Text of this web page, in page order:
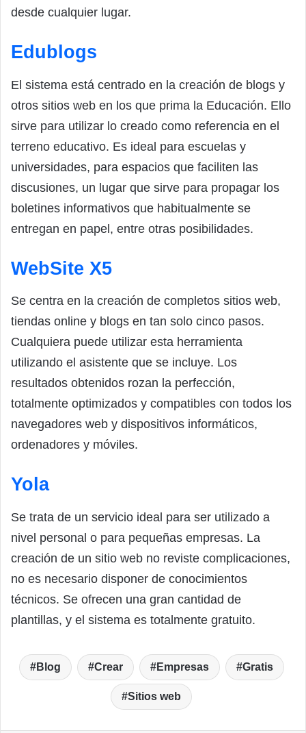
desde cualquier lugar.
Edublogs
El sistema está centrado en la creación de blogs y
otros sitios web en los que prima la Educación. Ello
sirve para utilizar lo creado como referencia en el
terreno educativo. Es ideal para escuelas y
universidades, para espacios que faciliten las
discusiones, un lugar que sirve para propagar los
boletines informativos que habitualmente se
entregan en papel, entre otras posibilidades.
WebSite X5
Se centra en la creación de completos sitios web,
tiendas online y blogs en tan solo cinco pasos.
Cualquiera puede utilizar esta herramienta
utilizando el asistente que se incluye. Los
resultados obtenidos rozan la perfección,
totalmente optimizados y compatibles con todos los
navegadores web y dispositivos informáticos,
ordenadores y móviles.
Yola
Se trata de un servicio ideal para ser utilizado a
nivel personal o para pequeñas empresas. La
creación de un sitio web no reviste complicaciones,
no es necesario disponer de conocimientos
técnicos. Se ofrecen una gran cantidad de
plantillas, y el sistema es totalmente gratuito.
Blog Crear Empresas Gratis
Sitios web